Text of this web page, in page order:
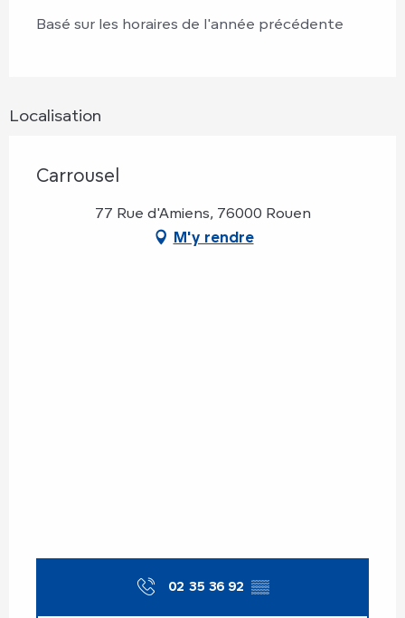
Basé sur les horaires de l'année précédente
Localisation
Carrousel
77 Rue d'Amiens, 76000 Rouen
M'y rendre
02 35 36 92 ▒▒